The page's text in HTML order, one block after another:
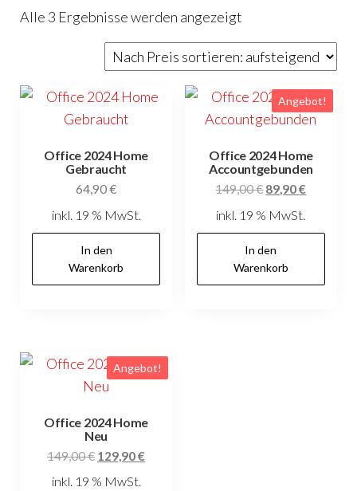
Alle 3 Ergebnisse werden angezeigt
Preis
sortiert:
Office 2024 Home
Gebraucht
64,90€
inkl. 19 % MwSt.
In den
Warenkorb
Angebot!
Office 2024 Home
Accountgebunden
149,00€Ursprünglicher
149,00 €
89,90€
inkl. 19 % MwSt.
In den
Warenkorb
Angebot!
Office 2024 Home
Neu
149,00€ Ursprünglicher
129,90€
inkl. 19 % MwSt.